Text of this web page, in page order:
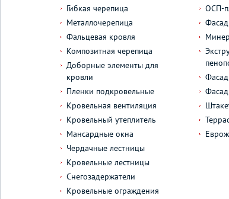
Гибкая черепица
Металлочерепица
Фальцевая кровля
Композитная черепица
Доборные элементы для
кровли
Пленки подкровельные
Кровельная вентиляция
Кровельный утеплитель
Мансардные окна
Чердачные лестницы
Кровельные лестницы
Снегозадержатели
Кровельные ограждения
ОСП-